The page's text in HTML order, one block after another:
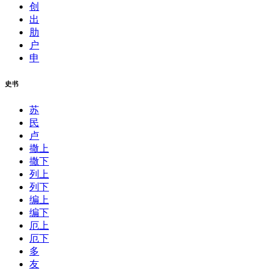
创
出
肋
户
申
史书
苏
民
卢
撒上
撒下
列上
列下
编上
编下
厄上
厄下
多
友